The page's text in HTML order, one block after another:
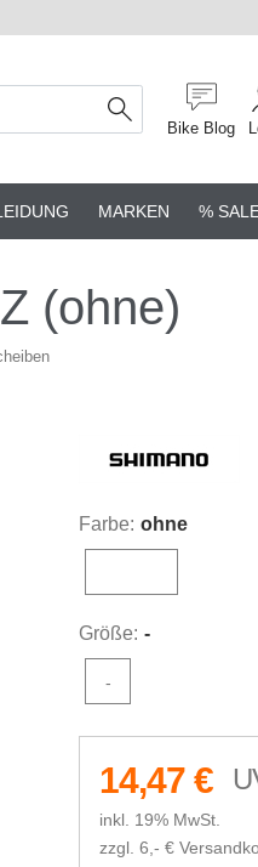
Bike Blog
MARKEN %
(ohne)
Farbe: ohne
Größe: -
-
14,47 €
inkl. 19% MwSt.
zzgl. 6,- €